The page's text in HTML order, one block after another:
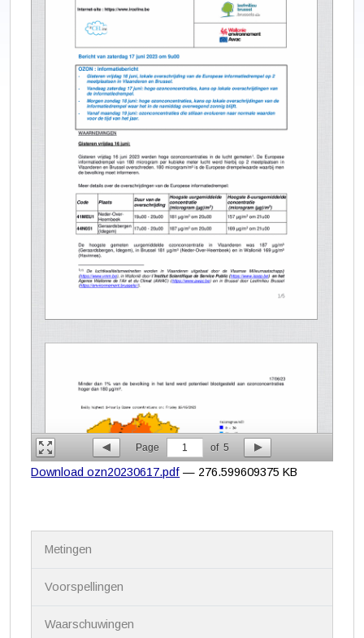
Page 1 of 5
Download ozn20230617.pdf — 276.599609375 KB
Metingen
Voorspellingen
Waarschuwingen